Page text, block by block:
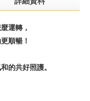
運轉，
順暢！
的共好照護。